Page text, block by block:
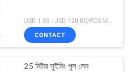
CONTACT
25 মিটার সুইমিং পুল লেন